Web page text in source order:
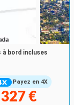
Payez en 4X
bord incluses
327 €